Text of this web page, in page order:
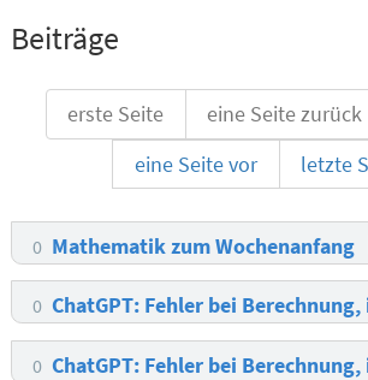
Beiträge
erste Seite eine Seite zurück
eine Seite vor
letzte
0 Mathematik zum Wochenanfang
0 ChatGPT: Fehler bei
0 ChatGPT: Fehler bei